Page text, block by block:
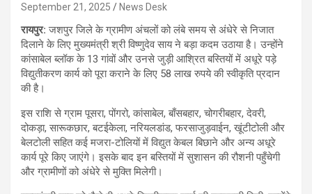
September 21, 2025 News Desk
रायपुर:जशपुर जिले के ग्रामीण अंचलों को लंबे समय से अंधेरे से निजात
दिलाने के लिए मुख्यमंत्री श्री विष्णुदेव साय ने बड़ा कदम उठाया है। उन्होंने
कांसाबेल ब्लॉक के 13 गांवों और उनसे जुड़ी आश्रित बस्तियों में अधूरे पड़े
विद्युतीकरण कार्य को पूरा कराने के लिए 58 लाख रुपये की स्वीकृति प्रदान
की है।
इस राशि से ग्राम पूसरा, पोंगरो, कांसाबेल, बाँसबहार, चोगरीबहार, देवरी,
दोकड़ा, सारूकछार, बटईकेला, नरियलडांड, फरसाजुड़वाईन, खूंटीटोली और
बेलटोली सहित कई मजरा-टोलियों में विद्युत केबल बिछाने और अन्य अधूरे
कार्य पूरे किए जाएंगे। इसके बाद इन बस्तियों में सुशासन की रौशनी पहुँचेगी
और ग्रामीणों को अंधेरे से मुक्ति मिलेगी।